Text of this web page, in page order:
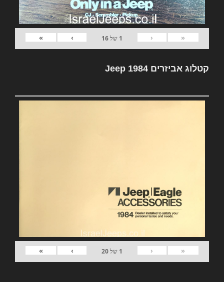
«
‹
1 של16
›
»
קטלוג אביזרים Jeep 1984
«
‹
1 של20
›
»